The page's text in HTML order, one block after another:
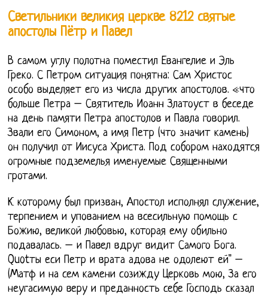
Светильники великия церкве 8212 святые
апостолы Пётр и Павел
В самом углу полотна поместил Евангелие и Эль
Греко. С Петром ситуация понятна: Сам Христос
особо выделяет его из числа других апостолов. «что
больше Петра – Святитель Иоанн Златоуст в беседе
на день памяти Петра апостолов и Павла говорил.
Звали его Симоном, а имя Петр (что значит камень)
он получил от Иисуса Христа. Под собором находятся
огромные подземелья именуемые Священными
гротами.
К которому был призван, Апостол исполнял служение,
терпением и упованием на всесильную помощь с
Божию, великой любовью, которая ему обильно
подавалась. – и Павел вдруг видит Самого Бога.
Quotты еси Петр и врата адова не одолеют ей" –
(Матф и на сем камени созижду Церковь мою, За его
неугасимую веру и преданность себе Господь сказал